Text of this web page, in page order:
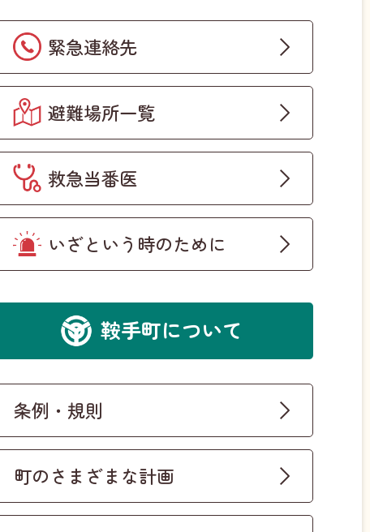
緊急連絡先
避難場所一覧
救急当番医
いざという時のために
鞍手町について
条例・規則
町のさまざまな計画